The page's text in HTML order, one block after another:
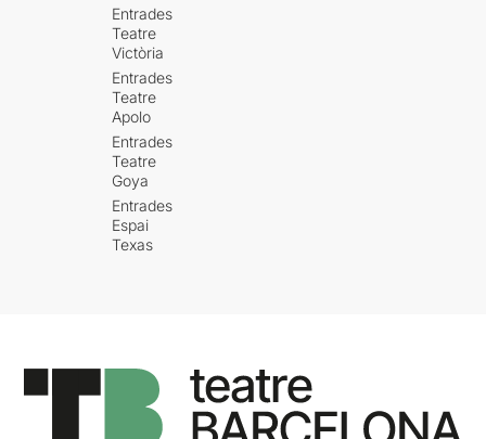
Entrades
Teatre
Victòria
Entrades
Teatre
Apolo
Entrades
Teatre
Goya
Entrades
Espai
Texas